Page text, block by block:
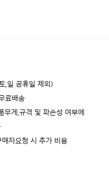
,일 공휴일 제외)
료배송
무게,규격 및 파손성 여부에
매자요청 시 추가 비용